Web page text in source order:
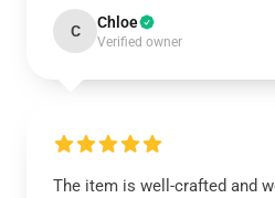
C Chloe
Verified owner
The item is well-crafted and